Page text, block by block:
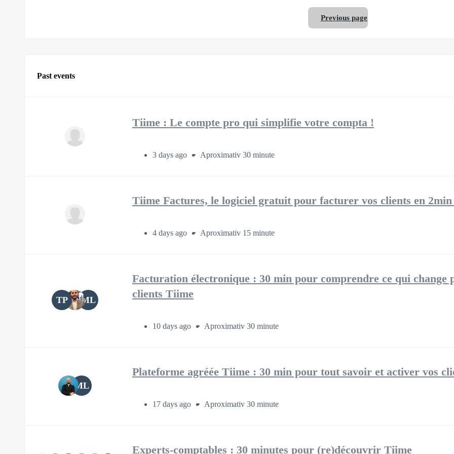
Previous page
Past events
Tiime : Le compte pro qui simplifie votre compta !
3 days ago Aproximativ 30 minute
Tiime Factures, le logiciel gratuit pour facturer vos clients en
4 days ago Aproximativ 15 minute
TP ML
Facturation électronique : 30 min pour comprendre ce qui change
clients Tiime
10 days ago Aproximativ 30 minute
ML
Plateforme agréée Tiime : 30 min pour tout savoir et activer vos
17 days ago Aproximativ 30 minute
Experts-comptables : 30 minutes pour (re)découvrir Tiime